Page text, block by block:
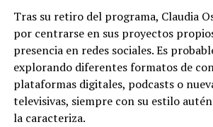
Tras su retiro del programa, Claudia
por centrarse en sus proyectos
presencia en redes sociales. Es
explorando diferentes formatos de
plataformas digitales, podcasts o
televisivas, siempre con su estilo
la caracteriza.